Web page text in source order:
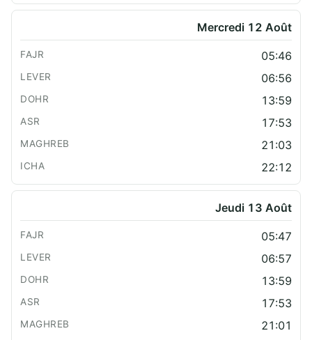
Mercredi 12 Août
05:46
06:56
13:59
17:53
21:03
22:12
Jeudi 13 Août
05:47
06:57
13:59
17:53
21:01